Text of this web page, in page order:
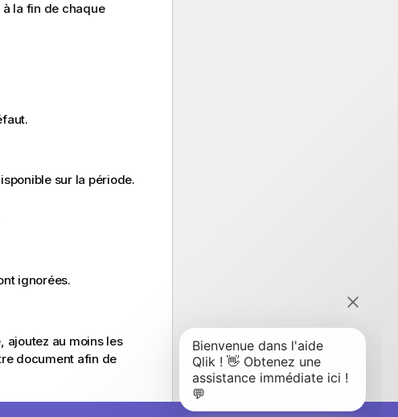
la fin de chaque
sur la période.
ignorées.
ajoutez au moins les
document afin de